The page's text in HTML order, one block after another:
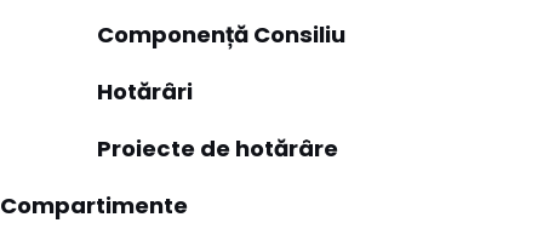
Componență Consiliu
Hotărâri
Proiecte de hotărâre
Compartimente